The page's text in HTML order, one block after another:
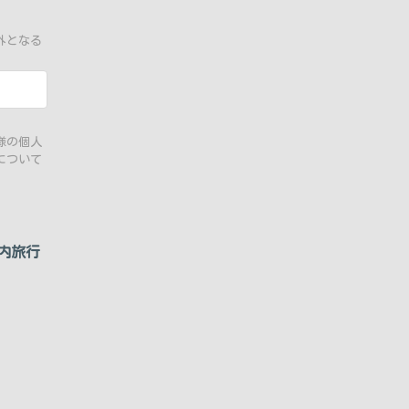
となる
の個人
ついて
旅行